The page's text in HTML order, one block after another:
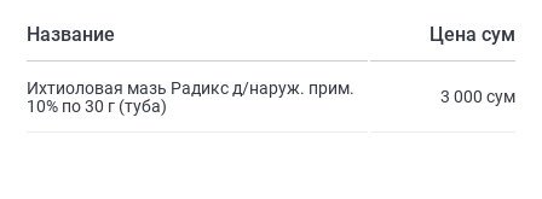
Название Цена сум
Ихтиоловая мазь Радикс д/наруж. прим.
10% по 30 г (туба)
3 000 сум